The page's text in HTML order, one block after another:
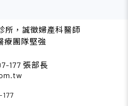
所，誠徵婦產科醫師
療團隊堅強
177 張部長